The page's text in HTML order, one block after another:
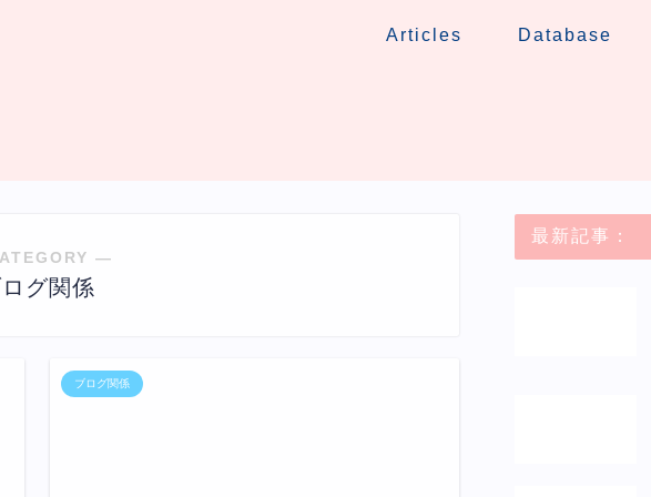
Articles Database
―
グ関係
ブログ関係
最新記事：